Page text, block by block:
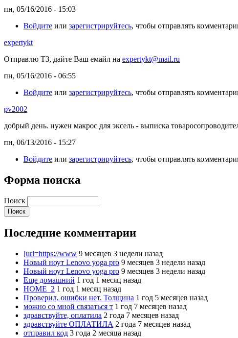
пн, 05/16/2016 - 15:03
Войдите или зарегистрируйтесь, чтобы отправлять
expertykt
Отправлю ТЗ, дайте Ваш емайл на expertykt@mail.ru
пн, 05/16/2016 - 06:55
Войдите или зарегистрируйтесь, чтобы отправлять
pv2002
добрый день. нужен макрос для эксель - выписка
пн, 06/13/2016 - 15:27
Войдите или зарегистрируйтесь, чтобы отправлять
Форма поиска
Поиск
Последние комментарии
[url=https://www 9 месяцев 3 недели назад
Новый ноут Lenovo yoga pro 9 месяцев 3 недели назад
Новый ноут Lenovo yoga pro 9 месяцев 3 недели назад
Еще домашний 1 год 1 месяц назад
HOME_2 1 год 1 месяц назад
Проверил, ошибки нет. Толщина 1 год 5 месяцев назад
можно со мной связаться т 1 год 7 месяцев назад
здравствуйте, оплатила 2 года 7 месяцев назад
здравствуйте ОПЛАТИЛА 2 года 7 месяцев назад
отправил код 3 года 2 месяца назад